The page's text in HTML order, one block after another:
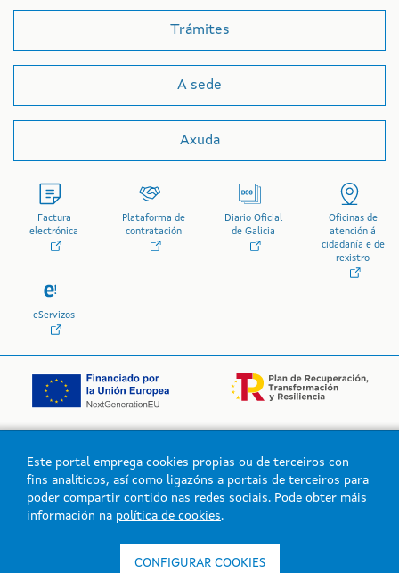
Trámites
A sede
Axuda
Factura
electrónica
Plataforma de
contratación
Diario Oficial
de Galicia
Oficinas de
atención á
cidadanía e de
rexistro
eServizos
Logo da Xunta de Galicia
Este portal emprega cookies propias ou de terceiros con
fins analíticos, así como ligazóns a portais de terceiros para
poder compartir contido nas redes sociais. Pode obter máis
información na política de cookies.
CONFIGURAR COOKIES